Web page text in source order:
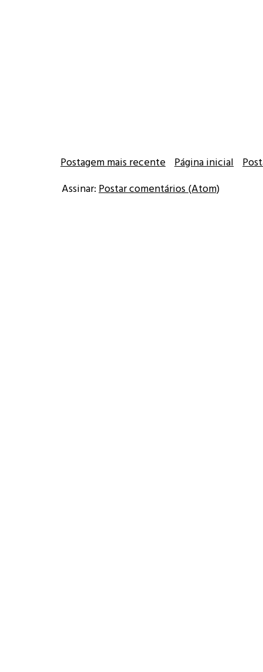
Postagem mais recente Página inicial
Assinar: Postar comentários (Atom)